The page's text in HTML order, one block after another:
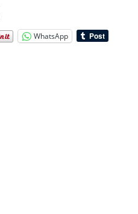
WhatsApp